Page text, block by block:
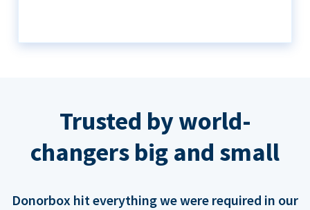
Trusted by world-
changers big and small
Donorbox hit everything we were required in our